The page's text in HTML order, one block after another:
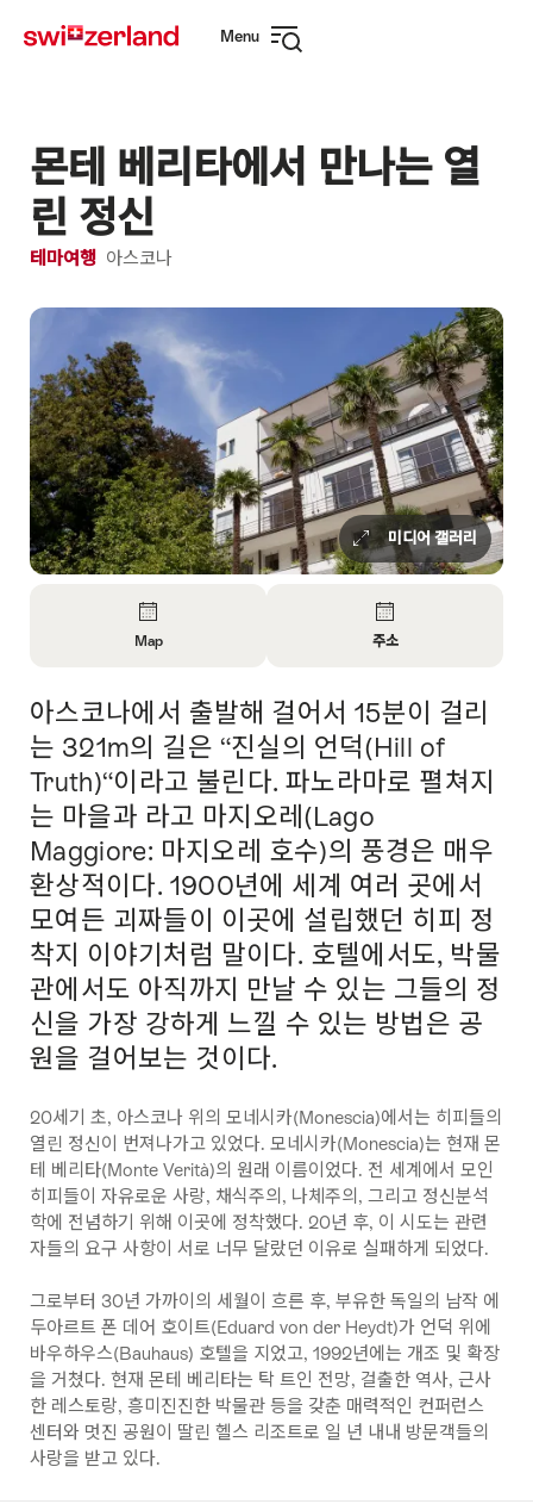
navigation
Menu
몬테 베리타에서 만나는 열
린 정신
테마여행 아스코나
미디어 갤러리
About
Map
Map
About
Contact
주소
Intro
아스코나에서 출발해 걸어서 15분이 걸리
는 321m의 길은 “진실의 언덕(Hill of
Truth)“이라고 불린다. 파노라마로 펼쳐지
는 마을과 라고 마지오레(Lago
Maggiore: 마지오레 호수)의 풍경은 매우
환상적이다. 1900년에 세계 여러 곳에서
모여든 괴짜들이 이곳에 설립했던 히피 정
착지 이야기처럼 말이다. 호텔에서도, 박물
관에서도 아직까지 만날 수 있는 그들의 정
신을 가장 강하게 느낄 수 있는 방법은 공
원을 걸어보는 것이다.
20세기 초, 아스코나 위의 모네시카(Monescia)에서는 히피들의
열린 정신이 번져나가고 있었다. 모네시카(Monescia)는 현재 몬
테 베리타(Monte Verità)의 원래 이름이었다. 전 세계에서 모인
히피들이 자유로운 사랑, 채식주의, 나체주의, 그리고 정신분석
학에 전념하기 위해 이곳에 정착했다. 20년 후, 이 시도는 관련
자들의 요구 사항이 서로 너무 달랐던 이유로 실패하게 되었다.
그로부터 30년 가까이의 세월이 흐른 후, 부유한 독일의 남작 에
두아르트 폰 데어 호이트(Eduard von der Heydt)가 언덕 위에
바우하우스(Bauhaus) 호텔을 지었고, 1992년에는 개조 및 확장
을 거쳤다. 현재 몬테 베리타는 탁 트인 전망, 걸출한 역사, 근사
한 레스토랑, 흥미진진한 박물관 등을 갖춘 매력적인 컨퍼런스
센터와 멋진 공원이 딸린 헬스 리조트로 일 년 내내 방문객들의
사랑을 받고 있다.